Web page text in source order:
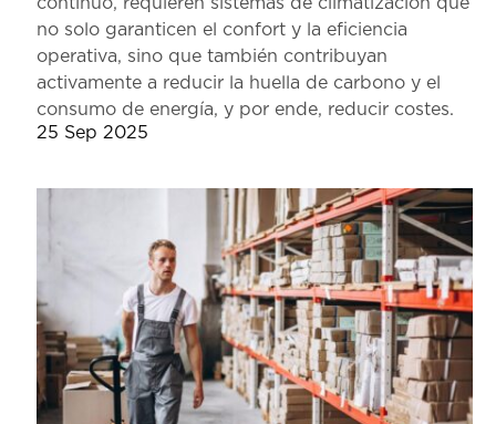
continuo, requieren sistemas de climatización que
no solo garanticen el confort y la eficiencia
operativa, sino que también contribuyan
activamente a reducir la huella de carbono y el
consumo de energía, y por ende, reducir costes.
25 Sep 2025